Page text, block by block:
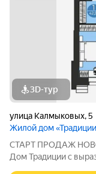
3D-тур
улица Калмыковых,5
Жилой дом
СТАРТ ПРОДАЖ
Дом Традиции с